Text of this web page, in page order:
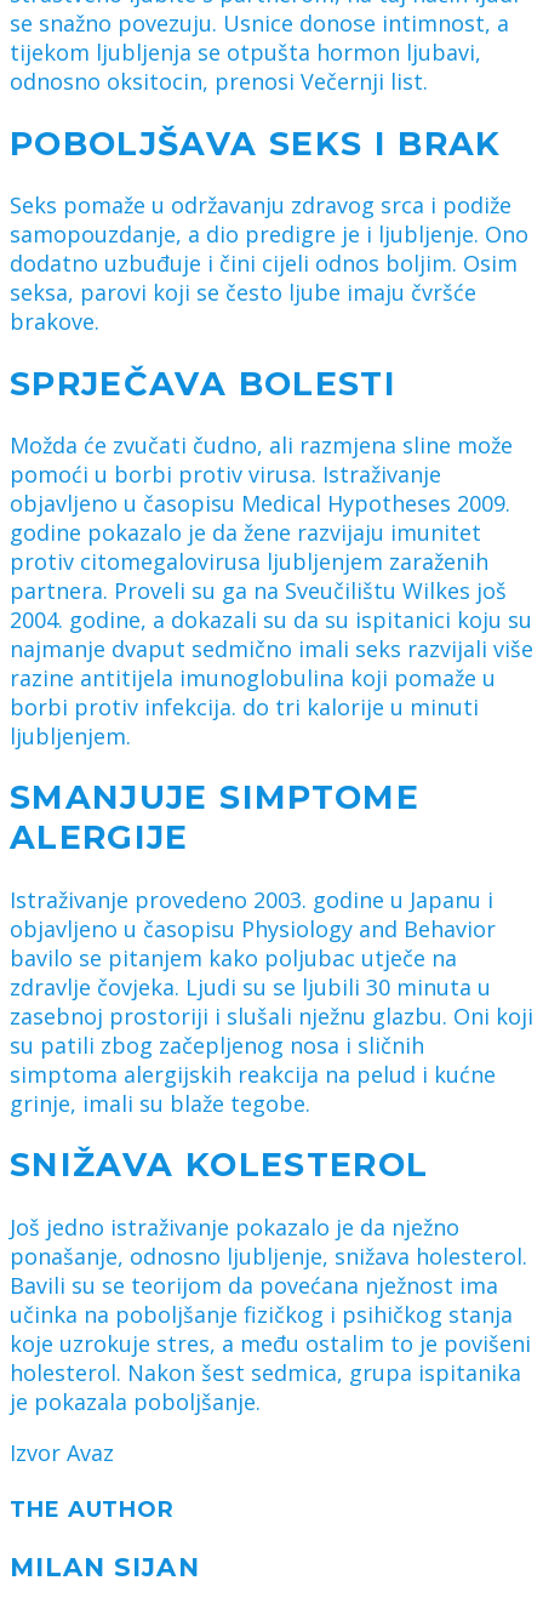
se snažno povezuju. Usnice donose intimnost, a
tijekom ljubljenja se otpušta hormon ljubavi,
odnosno oksitocin, prenosi Večernji list.
POBOLJŠAVA SEKS I BRAK
Seks pomaže u održavanju zdravog srca i podiže
samopouzdanje, a dio predigre je i ljubljenje. Ono
dodatno uzbuđuje i čini cijeli odnos boljim. Osim
seksa, parovi koji se često ljube imaju čvršće
brakove.
SPRJEČAVA BOLESTI
Možda će zvučati čudno, ali razmjena sline može
pomoći u borbi protiv virusa. Istraživanje
objavljeno u časopisu Medical Hypotheses 2009.
godine pokazalo je da žene razvijaju imunitet
protiv citomegalovirusa ljubljenjem zaraženih
partnera. Proveli su ga na Sveučilištu Wilkes još
2004. godine, a dokazali su da su ispitanici koju su
najmanje dvaput sedmično imali seks razvijali više
razine antitijela imunoglobulina koji pomaže u
borbi protiv infekcija. do tri kalorije u minuti
ljubljenjem.
SMANJUJE SIMPTOME
ALERGIJE
Istraživanje provedeno 2003. godine u Japanu i
objavljeno u časopisu Physiology and Behavior
bavilo se pitanjem kako poljubac utječe na
zdravlje čovjeka. Ljudi su se ljubili 30 minuta u
zasebnoj prostoriji i slušali nježnu glazbu. Oni koji
su patili zbog začepljenog nosa i sličnih
simptoma alergijskih reakcija na pelud i kućne
grinje, imali su blaže tegobe.
SNIŽAVA KOLESTEROL
Još jedno istraživanje pokazalo je da nježno
ponašanje, odnosno ljubljenje, snižava holesterol.
Bavili su se teorijom da povećana nježnost ima
učinka na poboljšanje fizičkog i psihičkog stanja
koje uzrokuje stres, a među ostalim to je povišeni
holesterol. Nakon šest sedmica, grupa ispitanika
je pokazala poboljšanje.
Izvor Avaz
THE AUTHOR
MILAN SIJAN